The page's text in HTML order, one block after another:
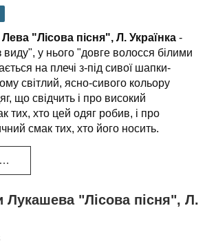
"Лісова пісня", Л. Українка -
у нього "довге волосся білими
на плечі з-під сивої шапки-
світлий, ясно-сивого кольору
що свідчить і про високий
тих, хто цей одяг робив, і про
смак тих, хто його носить.
Лукашева "Лісова пісня", Л.